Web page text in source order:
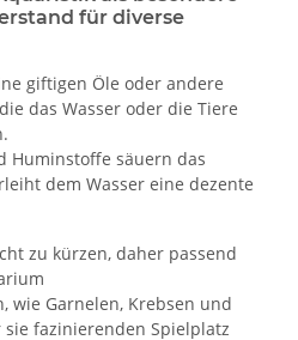
für diverse
giftigen Öle oder andere
das Wasser oder die Tiere
Huminstoffe säuern das
dem Wasser eine dezente
zu kürzen, daher passend
wie Garnelen, Krebsen und
fazinierenden Spielplatz